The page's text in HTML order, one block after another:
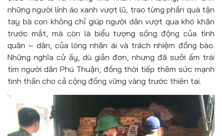
những người lính áo xanh vượt lũ, trao từng phần quà tận
tay bà con không chỉ giúp người dân vượt qua khó khăn
trước mắt, mà còn là biểu tượng sống động của tình
quân – dân, của lòng nhân ái và trách nhiệm đồng bào.
Những nghĩa cử ấy, dù giản đơn, nhưng đã sưởi ấm trái
tim người dân Phú Thuận, đồng thời tiếp thêm sức mạnh
tinh thần cho cả cộng đồng vững vàng trước thiên tai.